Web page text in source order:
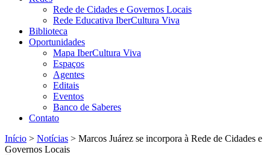
Rede de Cidades e Governos Locais
Rede Educativa IberCultura Viva
Biblioteca
Oportunidades
Mapa IberCultura Viva
Espaços
Agentes
Editais
Eventos
Banco de Saberes
Contato
Início > Notícias > Marcos Juárez se incorpora à Rede de Cidades e
Governos Locais